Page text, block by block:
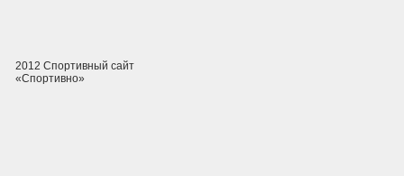
2012 Спортивный сайт
«Спортивно»